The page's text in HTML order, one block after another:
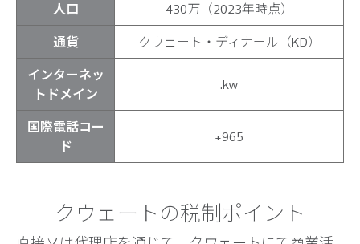
人口 430万（2023年時点）
通貨 クウェート・ディナール（KD）
インターネッ
トドメイン
.kw
国際電話コー
ド
+965
クウェートの税制ポイント